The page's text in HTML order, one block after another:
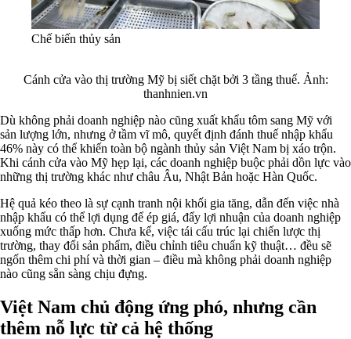
Chế biến thủy sản
Cánh cửa vào thị trường Mỹ bị siết chặt bởi 3 tầng thuế. Ảnh:
thanhnien.vn
Dù không phải doanh nghiệp nào cũng xuất khẩu tôm sang Mỹ với
sản lượng lớn, nhưng ở tầm vĩ mô, quyết định đánh thuế nhập khẩu
46% này có thể khiến toàn bộ ngành thủy sản Việt Nam bị xáo trộn.
Khi cánh cửa vào Mỹ hẹp lại, các doanh nghiệp buộc phải dồn lực vào
những thị trường khác như châu Âu, Nhật Bản hoặc Hàn Quốc.
Hệ quả kéo theo là sự cạnh tranh nội khối gia tăng, dẫn đến việc nhà
nhập khẩu có thể lợi dụng để ép giá, đẩy lợi nhuận của doanh nghiệp
xuống mức thấp hơn. Chưa kể, việc tái cấu trúc lại chiến lược thị
trường, thay đổi sản phẩm, điều chỉnh tiêu chuẩn kỹ thuật… đều sẽ
ngốn thêm chi phí và thời gian – điều mà không phải doanh nghiệp
nào cũng sẵn sàng chịu đựng.
Việt Nam chủ động ứng phó, nhưng cần
thêm nỗ lực từ cả hệ thống